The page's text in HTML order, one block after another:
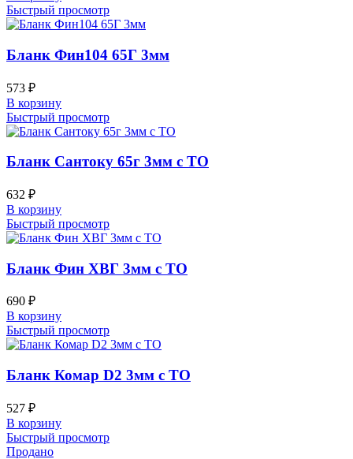
Быстрый просмотр
Бланк Фин104 65Г 3мм
573 ₽
В корзину
Быстрый просмотр
Бланк Сантоку 65г 3мм с ТО
632 ₽
В корзину
Быстрый просмотр
Бланк Фин ХВГ 3мм с ТО
690 ₽
В корзину
Быстрый просмотр
Бланк Комар D2 3мм с ТО
527 ₽
В корзину
Быстрый просмотр
Продано